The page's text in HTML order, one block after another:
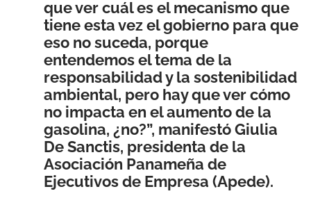
que ver cuál es el mecanismo que
tiene esta vez el gobierno para que
eso no suceda, porque
entendemos el tema de la
responsabilidad y la sostenibilidad
ambiental, pero hay que ver cómo
no impacta en el aumento de la
gasolina, ¿no?”, manifestó Giulia
De Sanctis, presidenta de la
Asociación Panameña de
Ejecutivos de Empresa (Apede).